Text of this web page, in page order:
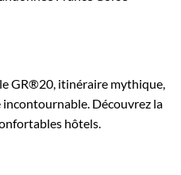
GR®20, itinéraire mythique,
Découvrez la
hôtels.